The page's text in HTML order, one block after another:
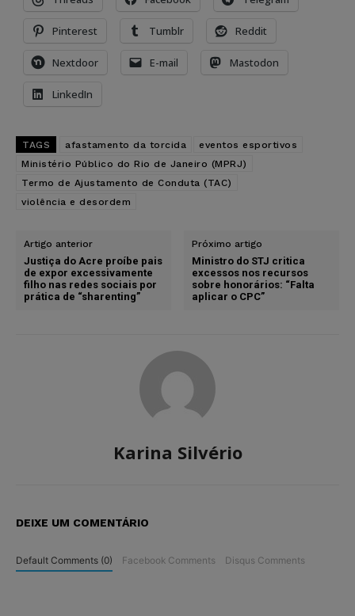
Pinterest Tumblr Reddit
Nextdoor E-mail Mastodon
LinkedIn
TAGS afastamento da torcida
eventos esportivos
Ministério Público do Rio de Janeiro (MPRJ)
Termo de Ajustamento de Conduta (TAC)
violência e desordem
Artigo anterior
Justiça do Acre proíbe pais
de expor excessivamente
filho nas redes sociais por
prática de “sharenting”
Próximo artigo
Ministro do STJ critica
excessos nos recursos
sobre honorários: “Falta
aplicar o CPC”
Karina Silvério
DEIXE UM COMENTÁRIO
Default Comments (0) Facebook Comments Disqus Comments